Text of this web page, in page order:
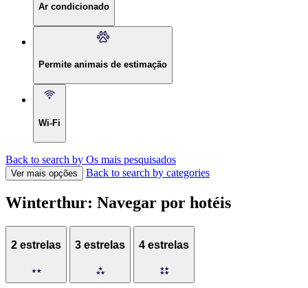
Ar condicionado
Permite animais de estimação
Wi-Fi
Back to search by Os mais pesquisados
Ver mais opções Back to search by categories
Winterthur: Navegar por hotéis
2 estrelas 3 estrelas 4 estrelas